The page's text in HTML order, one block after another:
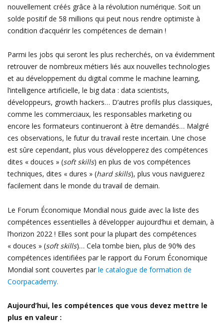
nouvellement créés grâce à la révolution numérique. Soit un
solde positif de 58 millions qui peut nous rendre optimiste à
condition d’acquérir les compétences de demain !
Parmi les jobs qui seront les plus recherchés, on va évidemment
retrouver de nombreux métiers liés aux nouvelles technologies
et au développement du digital comme le machine learning,
l’intelligence artificielle, le big data : data scientists,
développeurs, growth hackers… D’autres profils plus classiques,
comme les commerciaux, les responsables marketing ou
encore les formateurs continueront à être demandés… Malgré
ces observations, le futur du travail reste incertain. Une chose
est sûre cependant, plus vous développerez des compétences
dites « douces » (soft skills) en plus de vos compétences
techniques, dites « dures » (hard skills), plus vous naviguerez
facilement dans le monde du travail de demain.
Le Forum Économique Mondial nous guide avec la liste des
compétences essentielles à développer aujourd’hui et demain, à
l’horizon 2022 ! Elles sont pour la plupart des compétences
« douces » (soft skills)… Cela tombe bien, plus de 90% des
compétences identifiées par le rapport du Forum Économique
Mondial sont couvertes par le catalogue de formation de
Coorpacademy.
Aujourd’hui, les compétences que vous devez mettre le
plus en valeur :